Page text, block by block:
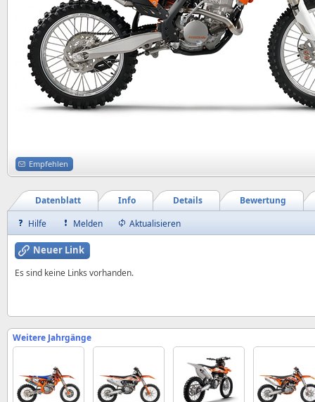
Empfehlen
Bewertung
Details
Info
Datenblatt
Hilfe
Melden Aktualisieren
Neuer Link
Es sind keine Links vorhanden.
Weitere Jahrgänge